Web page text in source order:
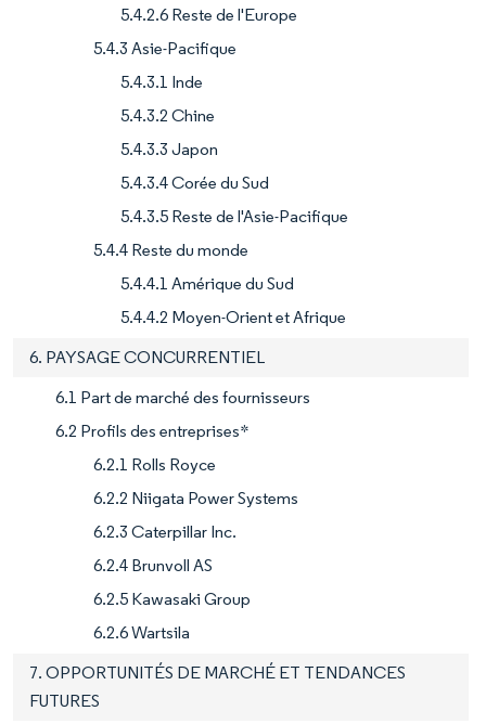
5.4.2.6 Reste de l'Europe
5.4.3 Asie-Pacifique
5.4.3.1 Inde
5.4.3.2 Chine
5.4.3.3 Japon
5.4.3.4 Corée du Sud
5.4.3.5 Reste de l'Asie-Pacifique
5.4.4 Reste du monde
5.4.4.1 Amérique du Sud
5.4.4.2 Moyen-Orient et Afrique
6. PAYSAGE CONCURRENTIEL
6.1 Part de marché des fournisseurs
6.2 Profils des entreprises*
6.2.1 Rolls Royce
6.2.2 Niigata Power Systems
6.2.3 Caterpillar Inc.
6.2.4 Brunvoll AS
6.2.5 Kawasaki Group
6.2.6 Wartsila
7. OPPORTUNITÉS DE MARCHÉ ET TENDANCES
FUTURES